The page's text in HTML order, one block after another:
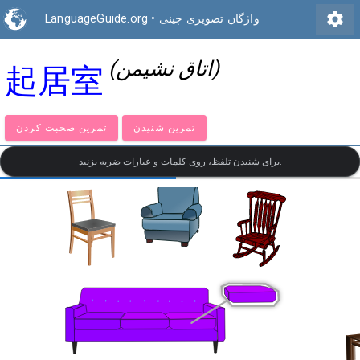
LanguageGuide.org • واژگان تصویری چینی settings
起居室 (اتاق نشیمن)
تمرین صحبت کردن تمرین شنیدن
برای شنیدن تلفظ، روی کلمات و عبارات ضربه بزنید.